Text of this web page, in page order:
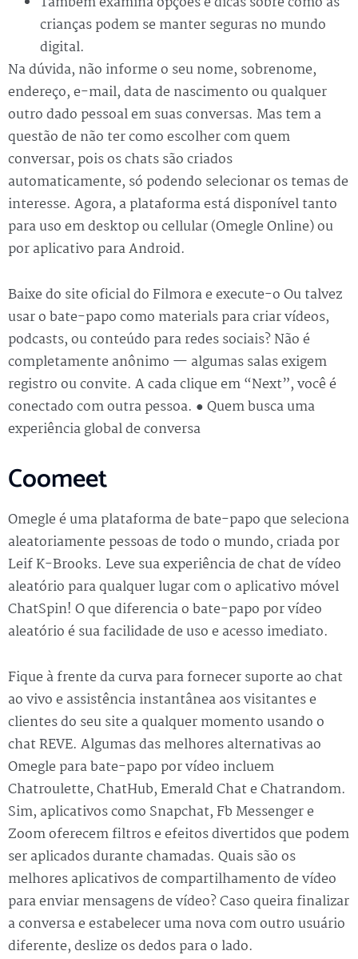
crianças podem se manter seguras no mundo
digital.
Na dúvida, não informe o seu nome, sobrenome,
endereço, e-mail, data de nascimento ou qualquer
outro dado pessoal em suas conversas. Mas tem a
questão de não ter como escolher com quem
conversar, pois os chats são criados
automaticamente, só podendo selecionar os temas de
interesse. Agora, a plataforma está disponível tanto
para uso em desktop ou cellular (Omegle Online) ou
por aplicativo para Android.
Baixe do site oficial do Filmora e execute-o Ou talvez
usar o bate-papo como materials para criar vídeos,
podcasts, ou conteúdo para redes sociais? Não é
completamente anônimo — algumas salas exigem
registro ou convite. A cada clique em “Next”, você é
conectado com outra pessoa. ● Quem busca uma
experiência global de conversa
Coomeet
Omegle é uma plataforma de bate-papo que seleciona
aleatoriamente pessoas de todo o mundo, criada por
Leif K-Brooks. Leve sua experiência de chat de vídeo
aleatório para qualquer lugar com o aplicativo móvel
ChatSpin! O que diferencia o bate-papo por vídeo
aleatório é sua facilidade de uso e acesso imediato.
Fique à frente da curva para fornecer suporte ao chat
ao vivo e assistência instantânea aos visitantes e
clientes do seu site a qualquer momento usando o
chat REVE. Algumas das melhores alternativas ao
Omegle para bate-papo por vídeo incluem
Chatroulette, ChatHub, Emerald Chat e Chatrandom.
Sim, aplicativos como Snapchat, Fb Messenger e
Zoom oferecem filtros e efeitos divertidos que podem
ser aplicados durante chamadas. Quais são os
melhores aplicativos de compartilhamento de vídeo
para enviar mensagens de vídeo? Caso queira finalizar
a conversa e estabelecer uma nova com outro usuário
diferente, deslize os dedos para o lado.